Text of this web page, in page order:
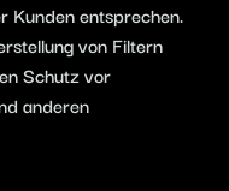
Kunden entsprechen.
von Filtern
Schutz vor
anderen